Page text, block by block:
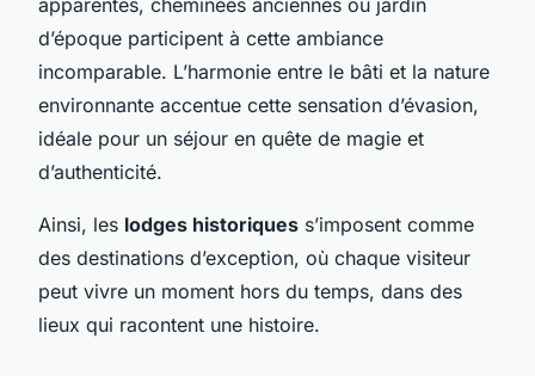
d’époque participent à cette ambiance
incomparable. L’harmonie entre le bâti et la nature
environnante accentue cette sensation d’évasion,
idéale pour un séjour en quête de magie et
d’authenticité.
Ainsi, les lodges historiques s’imposent comme
des destinations d’exception, où chaque visiteur
peut vivre un moment hors du temps, dans des
lieux qui racontent une histoire.